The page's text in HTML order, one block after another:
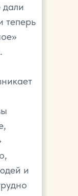
дали
теперь
и